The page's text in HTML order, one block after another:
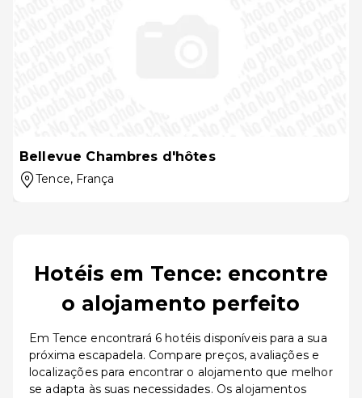
Bellevue Chambres d'hôtes
Tence, França
Hotéis em Tence: encontre
o alojamento perfeito
Em Tence encontrará 6 hotéis disponíveis para a sua
próxima escapadela. Compare preços, avaliações e
localizações para encontrar o alojamento que melhor
se adapta às suas necessidades. Os alojamentos